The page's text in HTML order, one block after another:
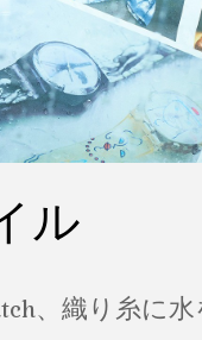
ル
、織り糸に